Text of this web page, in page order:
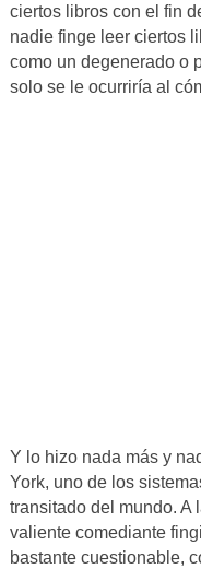
ciertos libros con el fin
nadie finge leer ciertos
como un degenerado o
solo se le ocurriría al
Y lo hizo nada más y
York, uno de los
transitado del mundo. A
valiente comediante
bastante cuestionable,